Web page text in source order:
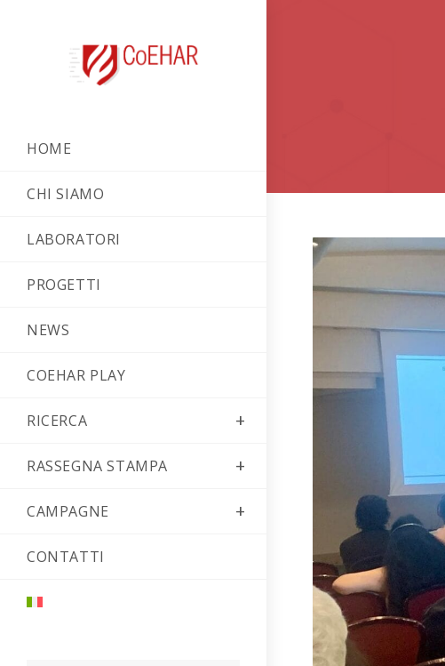
HOME
CHI SIAMO
LABORATORI
PROGETTI
NEWS
COEHAR PLAY
RICERCA
RASSEGNA STAMPA
CAMPAGNE
CONTATTI